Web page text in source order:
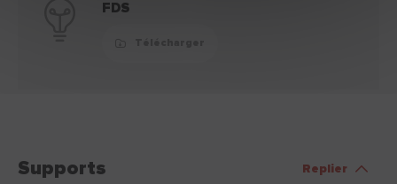
FDS
Supports Replier